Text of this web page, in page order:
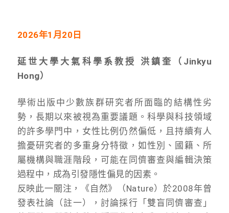
2026年1月20日
延世大學大氣科學系教授 洪鎮奎（Jinkyu
Hong）
學術出版中少數族群研究者所面臨的結構性劣
勢，長期以來被視為重要議題。科學與科技領域
的許多學門中，女性比例仍然偏低，且持續有人
擔憂研究者的多重身分特徵，如性別、國籍、所
屬機構與職涯階段，可能在同儕審查與編輯決策
過程中，成為引發隱性偏見的因素。
反映此一關注，《自然》（Nature）於2008年曾
發表社論（註一），討論採行「雙盲同儕審查」